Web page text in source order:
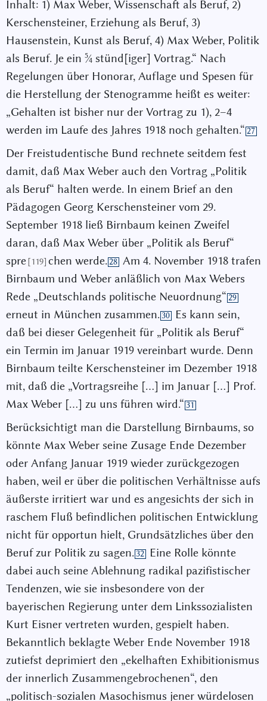
Inhalt: 1) Max Weber, Wissenschaft als Beruf, 2)
Kerschensteiner, Erziehung als Beruf, 3)
Hausenstein, Kunst als Beruf, 4) Max Weber, Politik
als Beruf. Je ein 5⁄4 stünd[iger] Vortrag.“ Nach
Regelungen über Honorar, Auflage und Spesen für
die Herstellung der Stenogramme heißt es weiter:
„Gehalten ist bisher nur der Vortrag zu 1), 2–4
werden im Laufe des Jahres 1918 noch gehalten.“ 27
Der Freistudentische Bund rechnete seitdem fest
damit, daß Max Weber auch den Vortrag „Politik
als Beruf“ halten werde. In einem Brief an den
Pädagogen Georg Kerschensteiner vom 29.
September 1918 ließ Birnbaum keinen Zweifel
daran, daß Max Weber über „Politik als Beruf“
spre[119] chen werde.28 Am 4. November 1918 trafen
Birnbaum und Weber anläßlich von Max Webers
Rede „Deutschlands politische Neuordnung“ 29
erneut in München zusammen. 30
Es kann sein,
daß bei dieser Gelegenheit für „Politik als Beruf“
ein Termin im Januar 1919 vereinbart wurde. Denn
Birnbaum teilte Kerschensteiner im Dezember 1918
mit, daß die „Vortragsreihe […] im Januar […] Prof.
Max Weber […] zu uns führen wird.“ 31
Berücksichtigt man die Darstellung Birnbaums, so
könnte Max Weber seine Zusage Ende Dezember
oder Anfang Januar 1919 wieder zurückgezogen
haben, weil er über die politischen Verhältnisse aufs
äußerste irritiert war und es angesichts der sich in
raschem Fluß befindlichen politischen Entwicklung
nicht für opportun hielt, Grundsätzliches über den
Beruf zur Politik zu sagen. 32
Eine Rolle könnte
dabei auch seine Ablehnung radikal pazifistischer
Tendenzen, wie sie insbesondere von der
bayerischen Regierung unter dem Linkssozialisten
Kurt Eisner vertreten wurden, gespielt haben.
Bekanntlich beklagte Weber Ende November 1918
zutiefst deprimiert den „ekelhaften Exhibitionismus
der innerlich Zusammengebrochenen“, den
„politisch-sozialen Masochismus jener würdelosen